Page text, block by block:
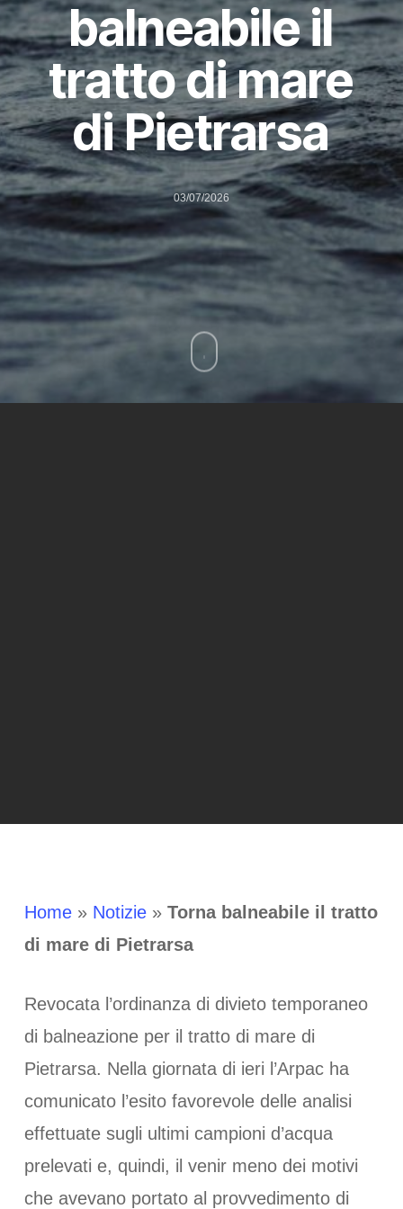
balneabile il
tratto di mare
di Pietrarsa
03/07/2026
Home» Notizie» Torna balneabile il tratto
di mare di Pietrarsa
Revocata l’ordinanza di divieto temporaneo
di balneazione per il tratto di mare di
Pietrarsa. Nella giornata di ieri l’Arpac ha
comunicato l’esito favorevole delle analisi
effettuate sugli ultimi campioni d’acqua
prelevati e, quindi, il venir meno dei motivi
che avevano portato al provvedimento di